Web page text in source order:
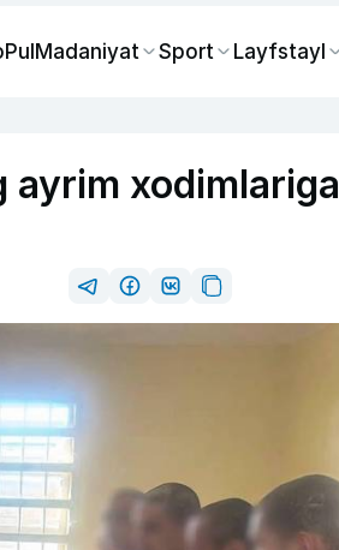
PulMadaniyat Sport Layfstayl
ayrim xodimlariga